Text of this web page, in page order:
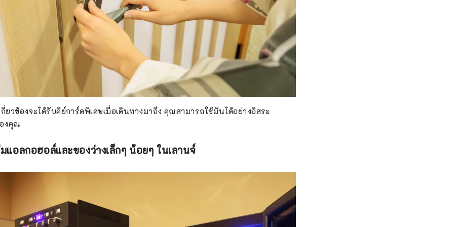
ยวข้องจะได้รับคีย์การ์ดพิเศษเมื่อเดินทางมาถึง คุณสามารถใช้มันได้อย่างอิสระ
งคุณ
แอลกอฮอล์และของว่างเล็กๆ น้อยๆ ในเลานจ์